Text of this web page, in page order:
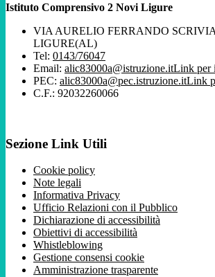
Istituto Comprensivo 2 Novi Ligure
VIA AURELIO FERRANDO
LIGURE(AL)
Tel: 0143/76047
Email: alic83000a@istruzione.itLink per
PEC: alic83000a@pec.istruzione.itLink
C.F.: 92032260066
Sezione Link Utili
Cookie policy
Note legali
Informativa Privacy
Ufficio Relazioni con il Pubblico
Dichiarazione di accessibilità
Obiettivi di accessibilità
Whistleblowing
Gestione consensi cookie
Amministrazione trasparente